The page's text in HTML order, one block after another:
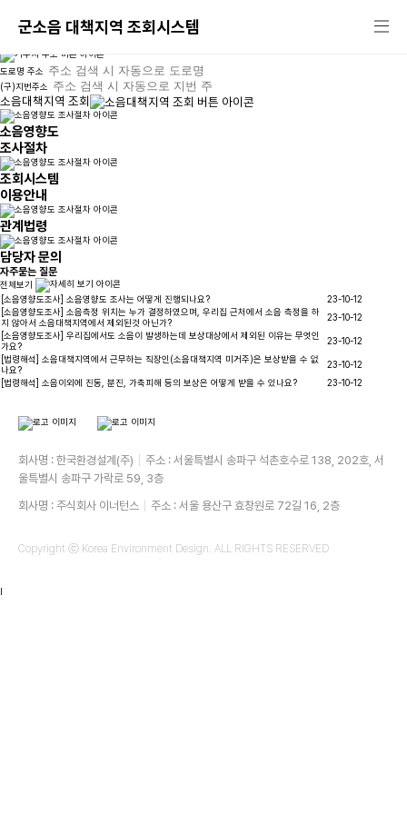
군소음 대책지역 조회시스템
소음영향도 조사결과 조회
도로명 주소
(구)지번주소
소음대책지역 조회
소음영향도
조사절차
조회시스템
이용안내
관계법령
담당자 문의
자주묻는 질문
전체보기
[소음영향도조사] 소음영향도 조사는 어떻게 진행되나요?
23-10-12
[소음영향도조사] 소음측정 위치는 누가 결정하였으며, 우리집 근처에서 소음 측정을 하
지 않아서 소음대책지역에서 제외된것 아닌가?
23-10-12
[소음영향도조사] 우리집에서도 소음이 발생하는데 보상대상에서 제외된 이유는 무엇인
가요?
23-10-12
[법령해석] 소음대책지역에서 근무하는 직장인(소음대책지역 미거주)은 보상받을 수 없
나요?
23-10-12
[법령해석] 소음이외에 진동, 분진, 가축피해 등의 보상은 어떻게 받을 수 있나요?
23-10-12
회사명 : 한국환경설계(주)
주소 : 서울특별시 송파구 석촌호수로 138, 202호, 서
울특별시 송파구 가락로 59, 3층
회사명 : 주식회사 이너턴스
주소 : 서울 용산구 효창원로 72길 16, 2층
Copyright ⓒ Korea Environment Design. ALL RIGHTS RESERVED